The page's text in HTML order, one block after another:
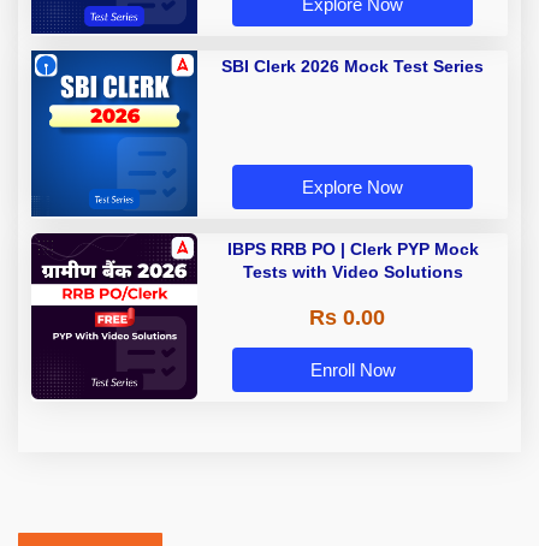
Explore Now
SBI Clerk 2026 Mock Test Series
Explore Now
IBPS RRB PO | Clerk PYP Mock
Tests with Video Solutions
Rs 0.00
Enroll Now